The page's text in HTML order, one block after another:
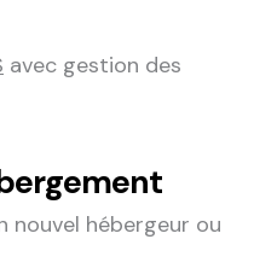
avec gestion des
nouvel hébergeur ou